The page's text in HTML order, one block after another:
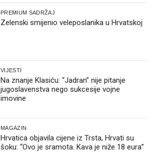
PREMIUM SADRŽAJ
Zelenski smijenio veleposlanika u Hrvatskoj
VIJESTI
Na znanje Klasiću: “Jadran” nije pitanje
jugoslavenstva nego sukcesije vojne
imovine
MAGAZIN
Hrvatica objavila cijene iz Trsta, Hrvati su
šoku: “Ovo je sramota. Kava je niže 18 eura”